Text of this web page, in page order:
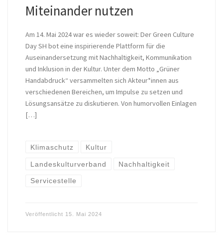
Miteinander nutzen
Am 14. Mai 2024 war es wieder soweit: Der Green Culture
Day SH bot eine inspirierende Plattform für die
Auseinandersetzung mit Nachhaltigkeit, Kommunikation
und Inklusion in der Kultur. Unter dem Motto „Grüner
Handabdruck“ versammelten sich Akteur*innen aus
verschiedenen Bereichen, um Impulse zu setzen und
Lösungsansätze zu diskutieren. Von humorvollen Einlagen
[…]
Klimaschutz Kultur
Landeskulturverband Nachhaltigkeit
Servicestelle
Veröffentlicht 15. Mai 2024